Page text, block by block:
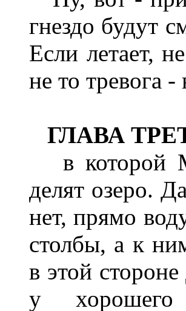
гнездо будут
Если летает,
не то тревога
ГЛАВА
в которой
делят озеро.
нет, прямо
столбы, а к
в этой
у